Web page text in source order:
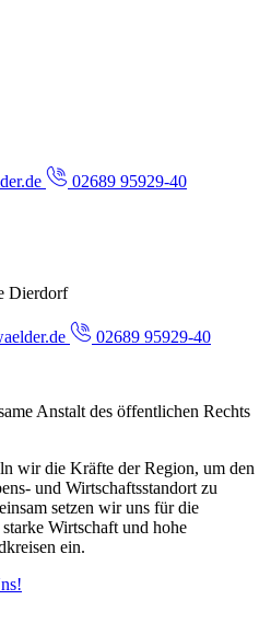
02689 95929-40
Dierdorf
02689 95929-40
Anstalt des öffentlichen Rechts
wir die Kräfte der Region, um den
und Wirtschaftsstandort zu
setzen wir uns für die
Wirtschaft und hohe
ein.